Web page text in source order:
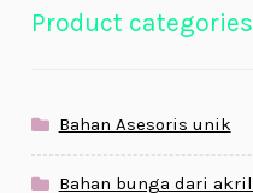
Product categories
Bahan Asesoris unik
Bahan bunga dari